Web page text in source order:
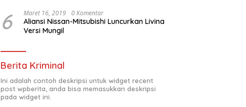
6 Maret 16, 2019 0 Komentar
Aliansi Nissan-Mitsubishi Luncurkan Livina
Versi Mungil
Berita Kriminal
Ini adalah contoh deskripsi untuk widget recent
post wpberita, anda bisa memasukkan deskripsi
pada widget ini.